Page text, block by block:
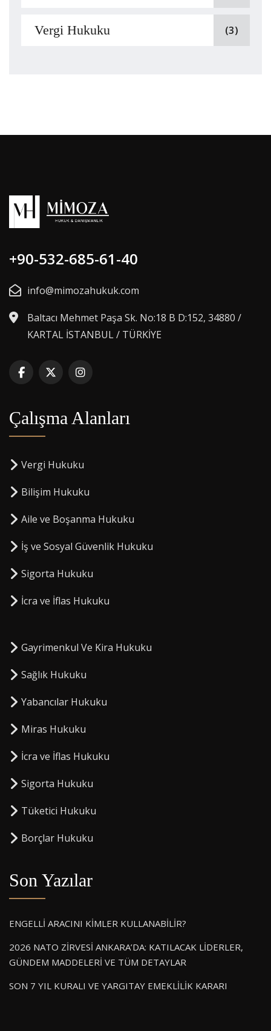
Vergi Hukuku (3)
+90-532-685-61-40
info@mimozahukuk.com
Baltacı Mehmet Paşa Sk. No:18 B D:152, 34880 /
KARTAL İSTANBUL / TÜRKİYE
Çalışma Alanları
Vergi Hukuku
Bilişim Hukuku
Aile ve Boşanma Hukuku
İş ve Sosyal Güvenlik Hukuku
Sigorta Hukuku
⁠İcra ve İflas Hukuku
Gayrimenkul Ve Kira Hukuku
Sağlık Hukuku
Yabancılar Hukuku
Miras Hukuku
⁠İcra ve İflas Hukuku
Sigorta Hukuku
⁠Tüketici Hukuku
⁠Borçlar Hukuku
Son Yazılar
ENGELLİ ARACINI KİMLER KULLANABİLİR?
2026 NATO ZİRVESİ ANKARA’DA: KATILACAK LİDERLER,
GÜNDEM MADDELERİ VE TÜM DETAYLAR
SON 7 YIL KURALI VE YARGITAY EMEKLİLİK KARARI